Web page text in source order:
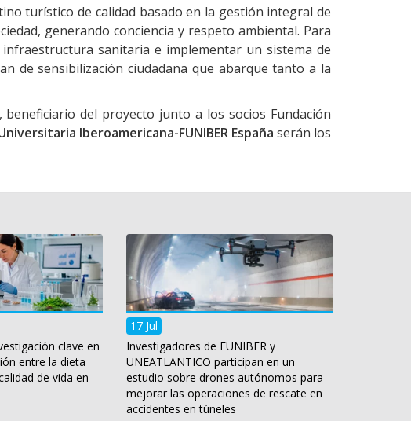
turístico de calidad basado en la gestión integral de
generando conciencia y respeto ambiental. Para
sanitaria e implementar un sistema de
de sensibilización ciudadana que abarque tanto a la
del proyecto junto a los socios Fundación
Iberoamericana-FUNIBER España serán los
clave en
entre la dieta
de vida en
17 Jul
Investigadores de FUNIBER y
UNEATLANTICO participan en un
estudio sobre drones autónomos para
mejorar las operaciones de rescate en
accidentes en túneles